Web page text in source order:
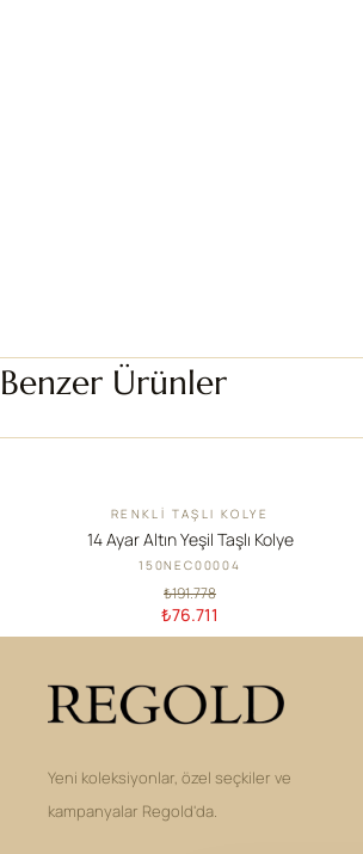
Benzer Ürünler
RENKLI TAŞLI KOLYE
14 Ayar Altın Yeşil Taşlı Kolye
150NEC00004
₺191.778
₺76.711
Yeni koleksiyonlar, özel seçkiler ve
kampanyalar Regold'da.